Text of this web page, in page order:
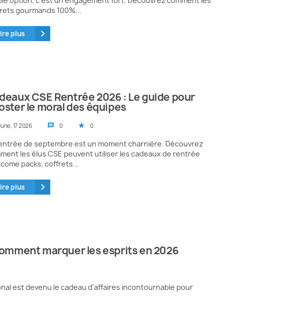
gourmands 100%...
plus keyboard_arrow_right
CSE Rentrée 2026 : Le guide pour
le moral des équipes
17 2026 message 0 star 0
de septembre est un moment charnière. Découvrez
les élus CSE peuvent utiliser les cadeaux de rentrée
packs, coffrets...
plus keyboard_arrow_right
marquer les esprits en 2026
est devenu le cadeau d'affaires incontournable pour